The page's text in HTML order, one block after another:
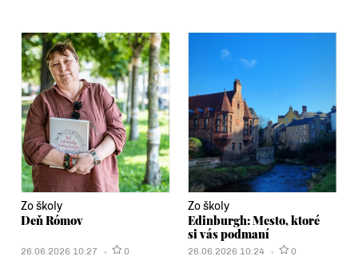
Zo školy
Deň Rómov
26.06.2026 10:27 0
Zo školy
Edinburgh: Mesto, ktoré
si vás podmaní
26.06.2026 10:24 0